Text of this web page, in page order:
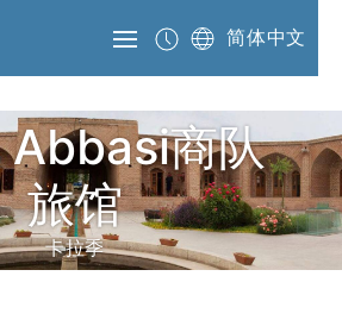
简体中文
Abbasi商队
旅馆
卡拉季